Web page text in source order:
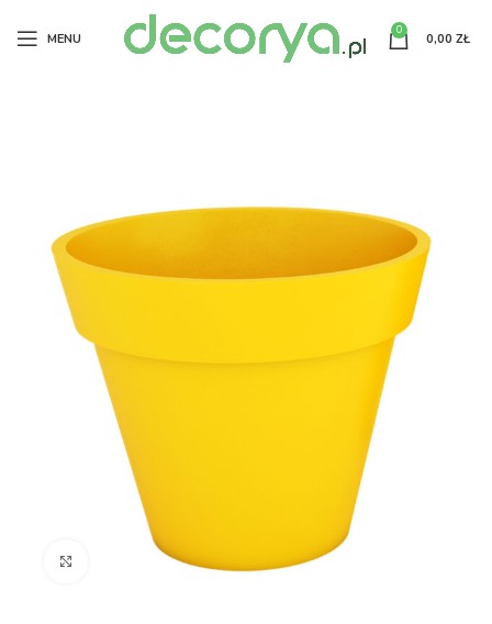
MENU
0
0,00 ZŁ
Kliknij aby powiększyć